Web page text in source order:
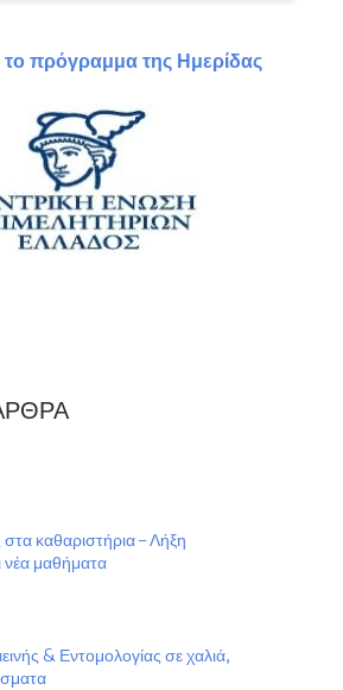
πρόγραμμα της Ημερίδας
στα καθαριστήρια – Λήξη
νέα μαθήματα
& Εντομολογίας σε χαλιά,